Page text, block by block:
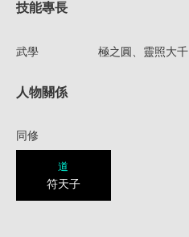
技能專長
武學 極之圓、靈照大千
人物關係
同修
道
符天子